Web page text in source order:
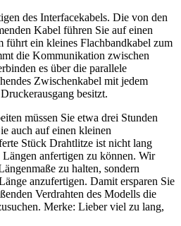
des Interfacekabels. Die von den
Kabel führen Sie auf einen
ein kleines Flachbandkabel zum
die Kommunikation zwischen
es über die parallele
Zwischenkabel mit jedem
besitzt.
müssen Sie etwa drei Stunden
auch auf einen kleinen
Stück Drahtlitze ist nicht lang
anfertigen zu können. Wir
zu halten, sondern
anzufertigen. Damit ersparen Sie
Verdrahten des Modells die
Merke: Lieber viel zu lang,